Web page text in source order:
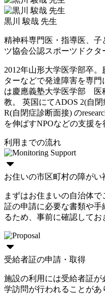
黒川 駿哉 先生
精神科専門医・指導医、
ツ協会公認スポーツドクタ
2012年山形大学医学部卒
ターなどで発達障害を専
は慶應義塾大学医学部 医
教。 英国にてADOS 2(自
R(自閉症診断面接) の
を伸ばすNPOなどの支援を
利用までの流れ
お住いの市区町村の障がい
まずはお住まいの自治体
証の申請に必要な書類や
るため、事前に確認してお
受給者証の申請・取得
施設の利用には受給者証
学訪問が行われることがあ